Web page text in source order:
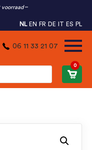
voorraad
NL EN FR DE IT ES PL
06 11 33 21 07
0